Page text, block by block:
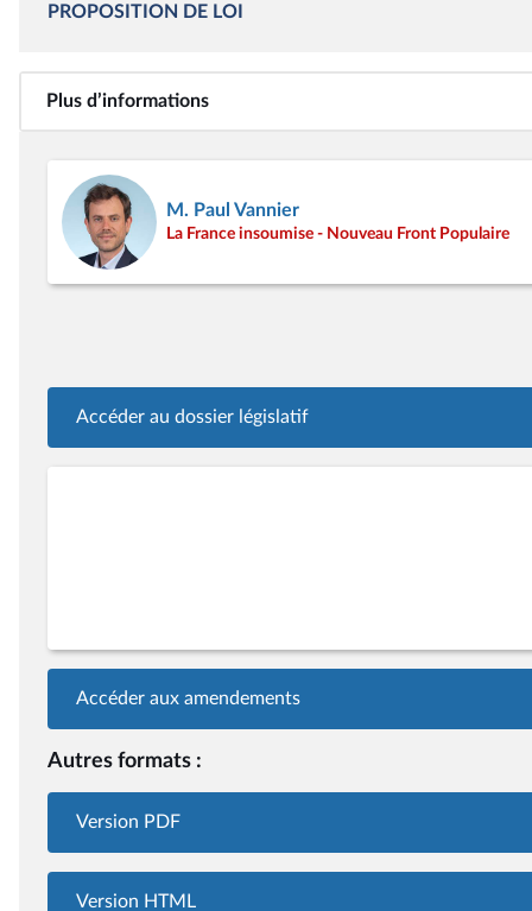
PROPOSITION DE LOI
Plus d’informations
M. Paul Vannier
La France insoumise - Nouveau Front Populaire
Accéder au dossier législatif
Accéder aux amendements
Autres formats :
Version PDF
Version HTML